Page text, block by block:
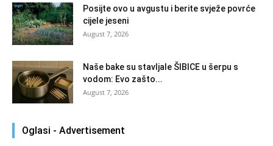
Posijte ovo u avgustu i berite svježe povrće
cijele jeseni
August 7, 2026
Naše bake su stavljale ŠIBICE u šerpu s
vodom: Evo zašto...
August 7, 2026
Oglasi - Advertisement